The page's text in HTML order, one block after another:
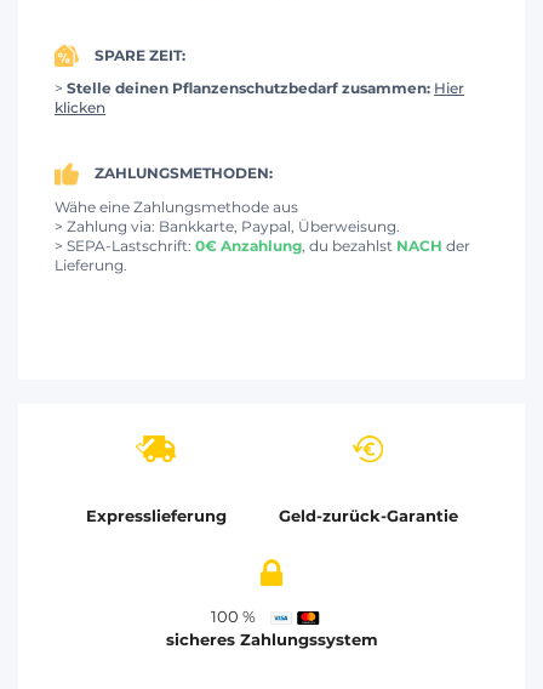
SPARE ZEIT:
> Stelle deinen Pflanzenschutzbedarf zusammen: Hier
klicken
ZAHLUNGSMETHODEN:
Wähe eine Zahlungsmethode aus
> Zahlung via: Bankkarte, Paypal, Überweisung.
> SEPA-Lastschrift: 0€ Anzahlung , du bezahlst NACH der
Lieferung.
Expresslieferung Geld-zurück-Garantie
100 %
sicheres Zahlungssystem